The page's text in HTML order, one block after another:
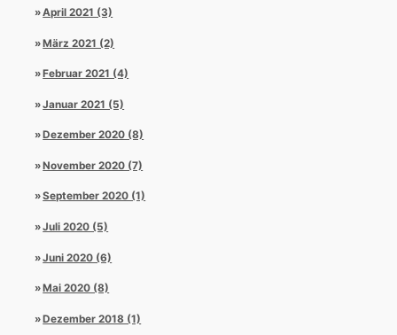
April 2021 (3)
März 2021 (2)
Februar 2021 (4)
Januar 2021 (5)
Dezember 2020 (8)
November 2020 (7)
September 2020 (1)
Juli 2020 (5)
Juni 2020 (6)
Mai 2020 (8)
Dezember 2018 (1)